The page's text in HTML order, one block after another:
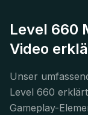
Level 660
Video
Unser
Level 660
Gameplay-